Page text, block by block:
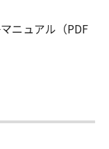
ニュアル（PDF